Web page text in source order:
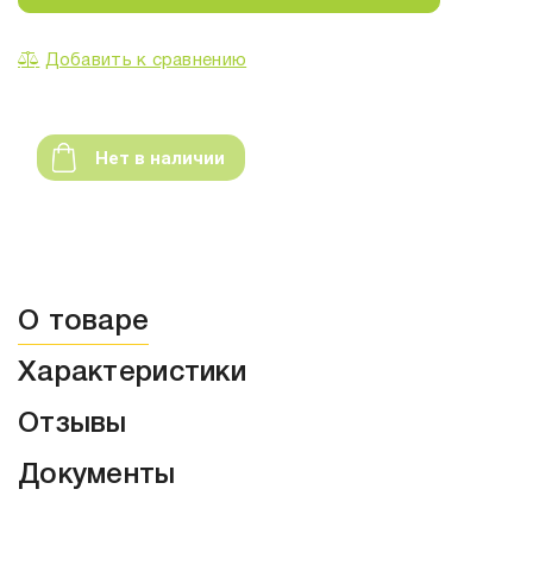
Добавить к сравнению
Нет в наличии
О товаре
Характеристики
Отзывы
Документы